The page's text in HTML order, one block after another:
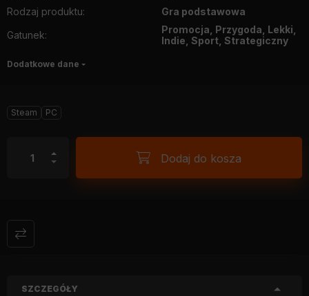
Rodzaj produktu:
Gra podstawowa
Gatunek:
Promocja, Przygoda, Lekki,
Indie, Sport, Strategiczny
Dodatkowe dane
Steam PC
Dodaj do kosza
SZCZEGÓŁY